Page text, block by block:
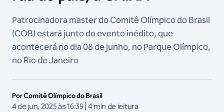
Patrocinadora master do Comitê Olímpico do Brasil
(COB) estará junto do evento inédito, que
acontecerá no dia 08 de junho, no Parque Olímpico,
no Rio de Janeiro
Por Comitê Olímpico do Brasil
4 de jun, 2025 às 16:39 | 4 min de leitura